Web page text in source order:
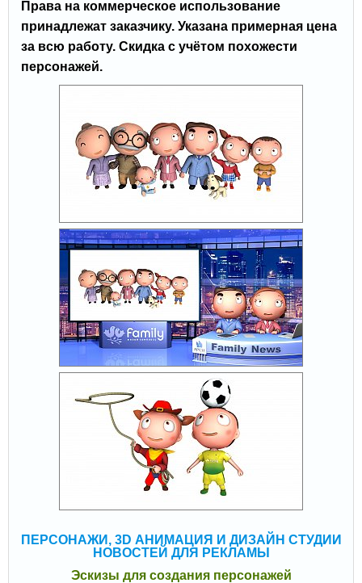
Права на коммерческое использование
принадлежат заказчику. Указана примерная цена
за всю работу. Скидка с учётом похожести
персонажей.
ПЕРСОНАЖИ, 3D АНИМАЦИЯ И ДИЗАЙН СТУДИИ
НОВОСТЕЙ ДЛЯ РЕКЛАМЫ
Эскизы для создания персонажей